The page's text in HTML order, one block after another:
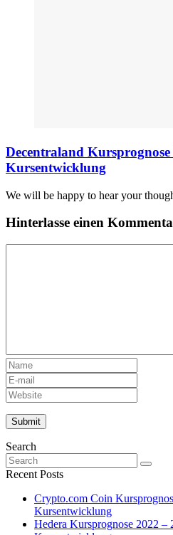
Decentraland
Kursentwicklung
We will be happy to hear your
Hinterlasse einen
Search
Recent Posts
Crypto.com Coin
Kursentwicklung
Hedera Kursprognose 2022 –